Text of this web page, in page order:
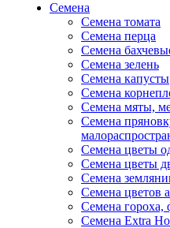
Семена
Семена томата
Семена перца
Семена
Семена зелень
Семена капусты
Семена
Семена мяты,
Семена
Семена цветы
Семена цветы
Семена
Семена цветов
Семена гороха,
Семена Extra